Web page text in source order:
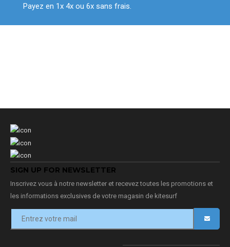
Payez en 1x 4x ou 6x sans frais.
SIGN UP FOR NEWSLETTER
Inscrivez vous à notre newsletter et recevez toutes les promotions et
les informations exclusives de votre magasin de kitesurf